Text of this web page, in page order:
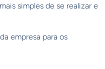
simples de se realizar e
empresa para os